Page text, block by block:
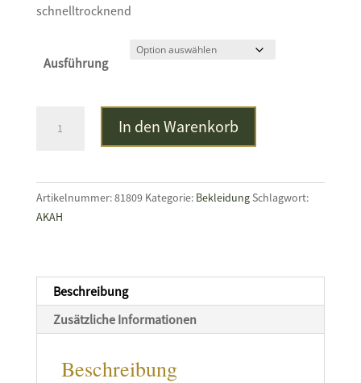
schnelltrocknend
Ausführung
Jacke
BIRGITTE
In den Warenkorb
Artikelnummer:81809 Kategorie: BekleidungSchlagwort:
AKAH
Beschreibung
Zusätzliche Informationen
Beschreibung